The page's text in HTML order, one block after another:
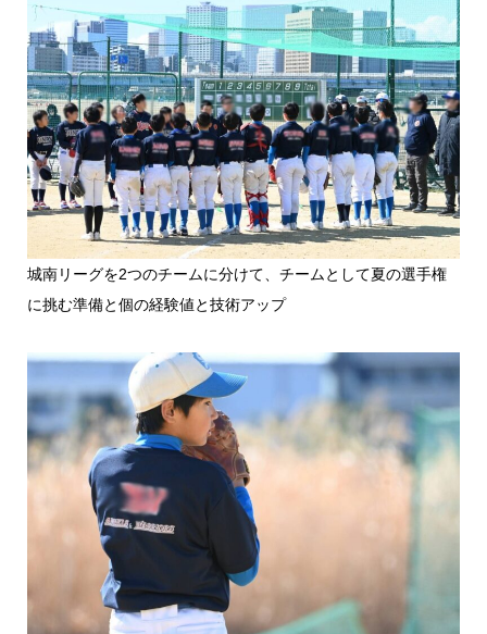
城南リーグを2つのチームに分けて、チームとして夏の選手権
に挑む準備と個の経験値と技術アップ